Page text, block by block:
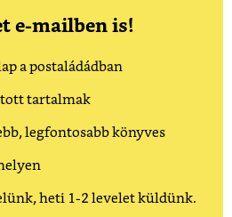
e-mailben is!
a postaládádban
tartalmak
legfontosabb könyves
heti 1-2 levelet küldünk.